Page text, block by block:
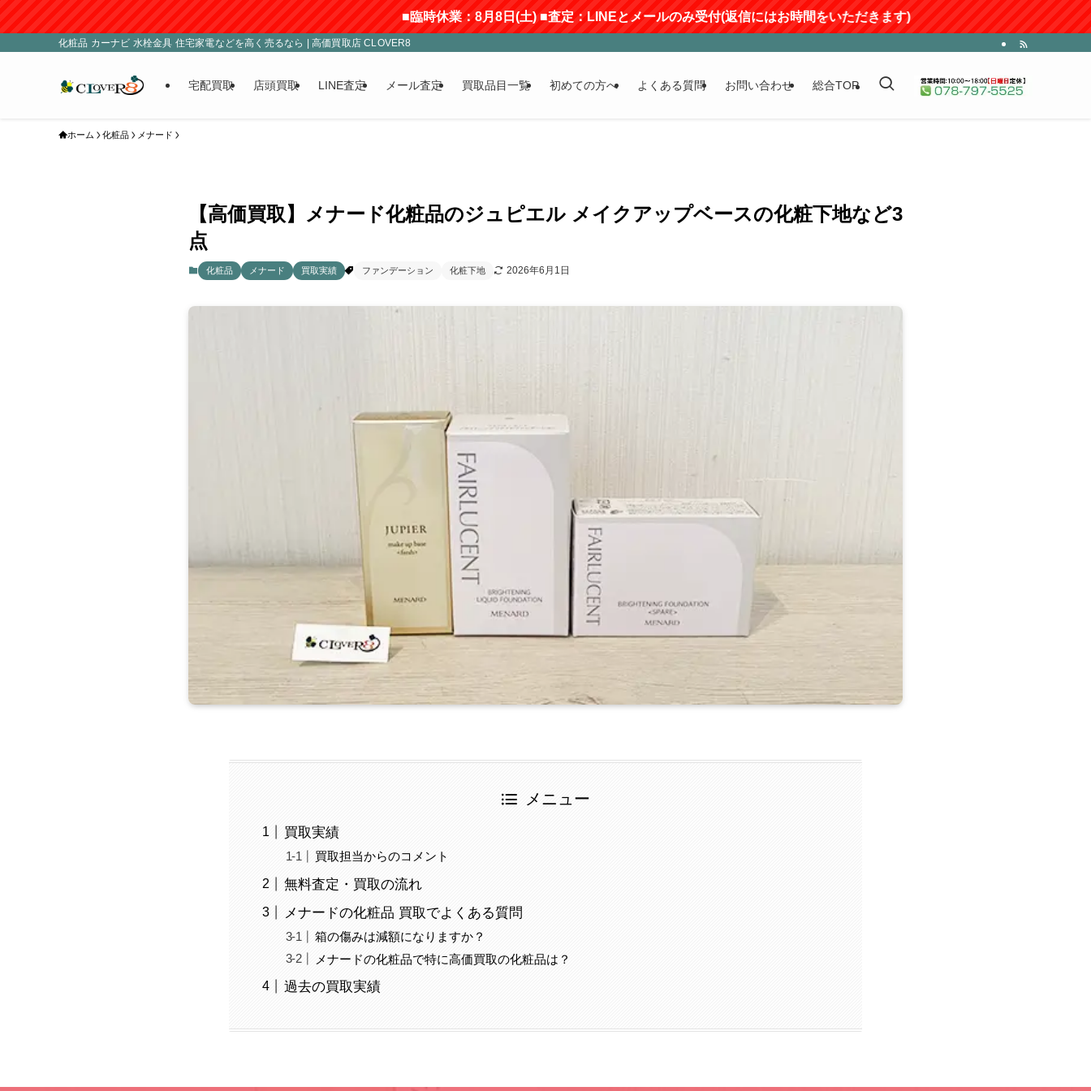
■臨時休業：8月8日(土) ■査定：LINEとメールのみ受付(返信にはお時間をいただきます)
化粧品 カーナビ 水栓金具 住宅家電などを高く売るなら | 高価買取店 CLOVER8
宅配買取 店頭買取 LINE査定 メール査定 買取品目一覧 初めての方へ よくある質問 お問い合わせ 総合TOP
ホーム 化粧品 メナード
【高価買取】メナード化粧品のジュピエル メイクアップベースの化粧下地など3
点
化粧品 メナード 買取実績 ファンデーション 化粧下地 2026年6月1日
メニュー
買取実績
買取担当からのコメント
無料査定・買取の流れ
メナードの化粧品 買取でよくある質問
箱の傷みは減額になりますか？
メナードの化粧品で特に高価買取の化粧品は？
過去の買取実績